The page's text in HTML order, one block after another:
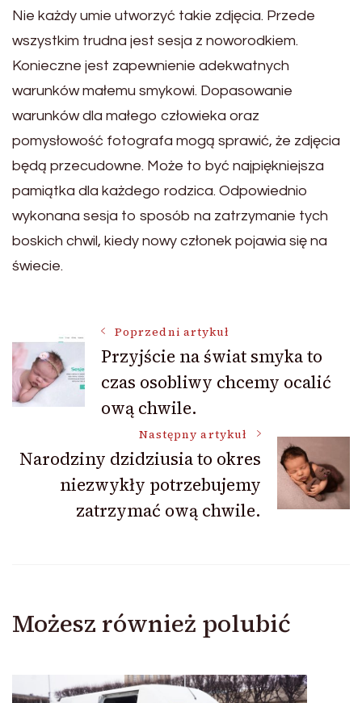
Nie każdy umie utworzyć takie zdjęcia. Przede
wszystkim trudna jest sesja z noworodkiem.
Konieczne jest zapewnienie adekwatnych
warunków małemu smykowi. Dopasowanie
warunków dla małego człowieka oraz
pomysłowość fotografa mogą sprawić, że zdjęcia
będą przecudowne. Może to być najpiękniejsza
pamiątka dla każdego rodzica. Odpowiednio
wykonana sesja to sposób na zatrzymanie tych
boskich chwil, kiedy nowy członek pojawia się na
świecie.
Nawigacja
wpisu
Poprzedni artykuł
Przyjście na świat smyka to
czas osobliwy chcemy ocalić
ową chwile.
Następny artykuł
Narodziny dzidziusia to okres
niezwykły potrzebujemy
zatrzymać ową chwile.
Możesz również polubić